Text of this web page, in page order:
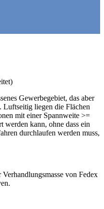
Gewerbegebiet, das aber
Luftseitig liegen die Flächen
mit einer Spannweite >=
werden kann, ohne dass ein
durchlaufen werden muss,
von Fedex